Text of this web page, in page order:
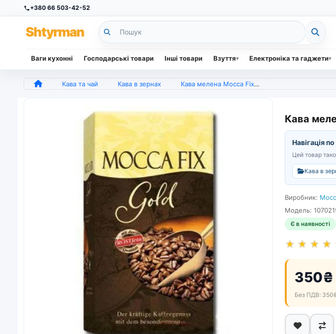
+380 66 503-42-52
Shtyrman
Ваги кухонні Господарські товари Інші товари Взуття Електроніка та гаджети
Кава та чай Кава в зернах Кава мелена Mocca Fix Gold 500 грам (арт. 4326)
Кава
Навігація
Цей товар
Кава в
Виробник:
Модель:
Є в наявності
350₴
Без ПДВ: